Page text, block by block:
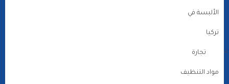
الألبسة في
تركيا
تجارة
مواد التنظيف